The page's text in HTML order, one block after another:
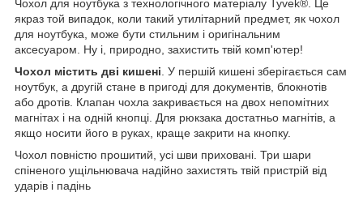
Чохол для ноутбука з технологічного матеріалу Tyvek®. Це
якраз той випадок, коли такий утилітарний предмет, як чохол
для ноутбука, може бути стильним і оригінальним
аксесуаром. Ну і, природно, захистить твій комп'ютер!
Чохол містить дві кишені . У першій кишені зберігається сам
ноутбук, а другій стане в пригоді для документів, блокнотів
або дротів. Клапан чохла закривається на двох непомітних
магнітах і на одній кнопці. Для рюкзака достатньо магнітів, а
якщо носити його в руках, краще закрити на кнопку.
Чохол повністю прошитий, усі шви приховані. Три шари
спіненого ущільнювача надійно захистять твій пристрій від
ударів і падінь